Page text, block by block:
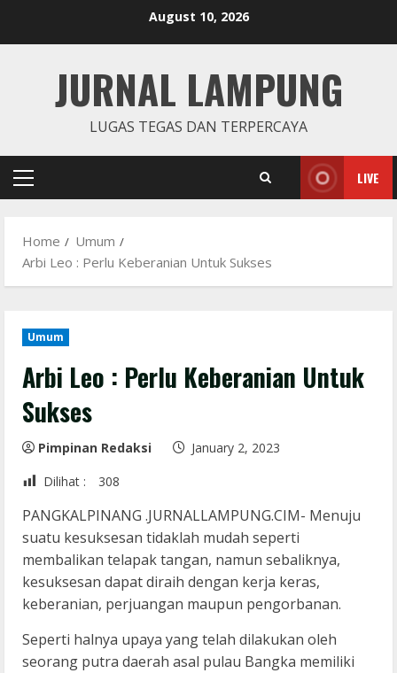
August 10, 2026
JURNAL LAMPUNG
LUGAS TEGAS DAN TERPERCAYA
Primary
LIVE
Home
Umum
Arbi Leo : Perlu Keberanian Untuk Sukses
Umum
Arbi Leo : Perlu Keberanian Untuk
Sukses
Pimpinan Redaksi
January 2, 2023
Dilihat :
308
PANGKALPINANG .JURNALLAMPUNG.CIM- Menuju
suatu kesuksesan tidaklah mudah seperti
membalikan telapak tangan, namun sebaliknya,
kesuksesan dapat diraih dengan kerja keras,
keberanian, perjuangan maupun pengorbanan.
Seperti halnya upaya yang telah dilakukan oleh
seorang putra daerah asal pulau Bangka memiliki